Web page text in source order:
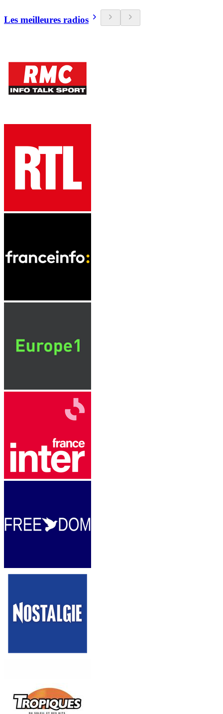
Les meilleures radios